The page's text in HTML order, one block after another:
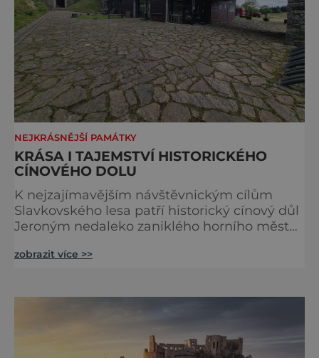
NEJKRÁSNĚJŠÍ PAMÁTKY
KRÁSA I TAJEMSTVÍ HISTORICKÉHO
CÍNOVÉHO DOLU
K nejzajímavějším návštěvnickým cílům
Slavkovského lesa patří historický cínový důl
Jeroným nedaleko zaniklého horního města
středověku. Národní kulturní památka je
poměrně konkrétní představu o namáhavé
ids="91631,91630,91632,91633,91634,91635,9
zobrazit více >>